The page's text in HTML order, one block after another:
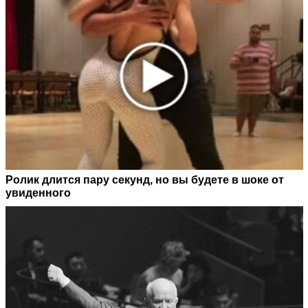
Ролик длится пару секунд, но вы будете в шоке от
увиденного